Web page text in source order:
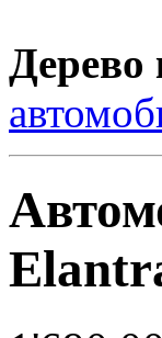
Дерево